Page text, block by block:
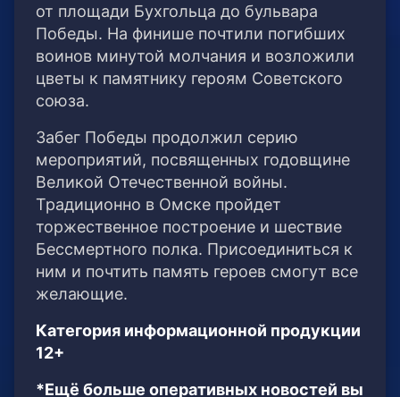
от площади Бухгольца до бульвара
Победы. На финише почтили погибших
воинов минутой молчания и возложили
цветы к памятнику героям Советского
союза.
Забег Победы продолжил серию
мероприятий, посвященных годовщине
Великой Отечественной войны.
Традиционно в Омске пройдет
торжественное построение и шествие
Бессмертного полка. Присоединиться к
ним и почтить память героев смогут все
желающие.
Категория информационной продукции
12+
*Ещё больше оперативных новостей вы